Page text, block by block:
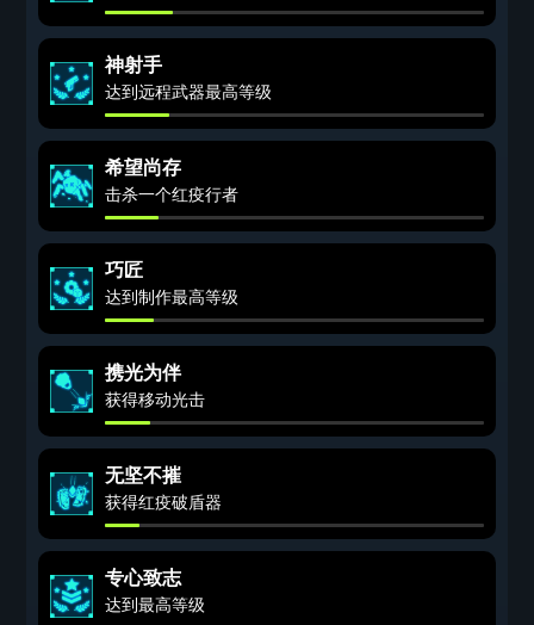
神射手
达到远程武器最高等级
希望尚存
击杀一个红疫行者
巧匠
达到制作最高等级
携光为伴
获得移动光击
无坚不摧
获得红疫破盾器
专心致志
达到最高等级